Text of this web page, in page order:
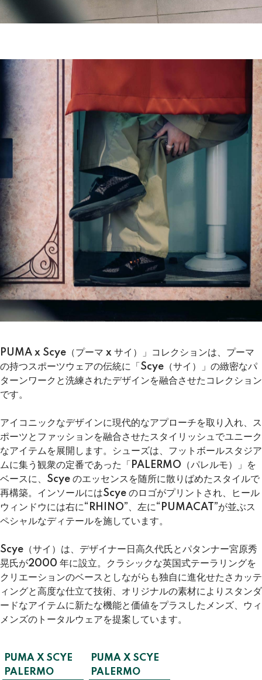
PUMA x Scye（プーマ x サイ）」コレクションは、プーマ
の持つスポーツウェアの伝統に「Scye（サイ）」の緻密なパ
ターンワークと洗練されたデザインを融合させたコレクション
です。
アイコニックなデザインに現代的なアプローチを取り入れ、ス
ポーツとファッションを融合させたスタイリッシュでユニーク
なアイテムを展開します。シューズは、フットボールスタジア
ムに集う観衆の定番であった「PALERMO（パレルモ）」を
ベースに、Scye のエッセンスを随所に散りばめたスタイルで
再構築。インソールにはScye のロゴがプリントされ、ヒール
ウィンドウには右に“RHINO”、左に“PUMACAT”が並ぶス
ペシャルなディテールを施しています。
Scye（サイ）は、デザイナー日高久代氏とパタンナー宮原秀
晃氏が2000 年に設立。クラシックな英国式テーラリングを
クリエーションのベースとしながらも独自に進化せたさカッテ
ィングと高度な仕立て技術、オリジナルの素材によりスタンダ
ードなアイテムに新たな機能と価値をプラスしたメンズ、ウィ
メンズのトータルウェアを提案しています。
PUMA X SCYE
PALERMO
PUMA X SCYE
PALERMO